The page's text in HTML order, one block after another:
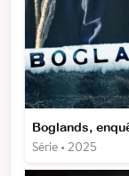
Série • 2025